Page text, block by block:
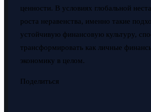
ценности. В условиях глобальной
роста неравенства, именно такие
устойчивую финансовую культуру,
трансформировать как личные
экономику в целом.
Поделиться